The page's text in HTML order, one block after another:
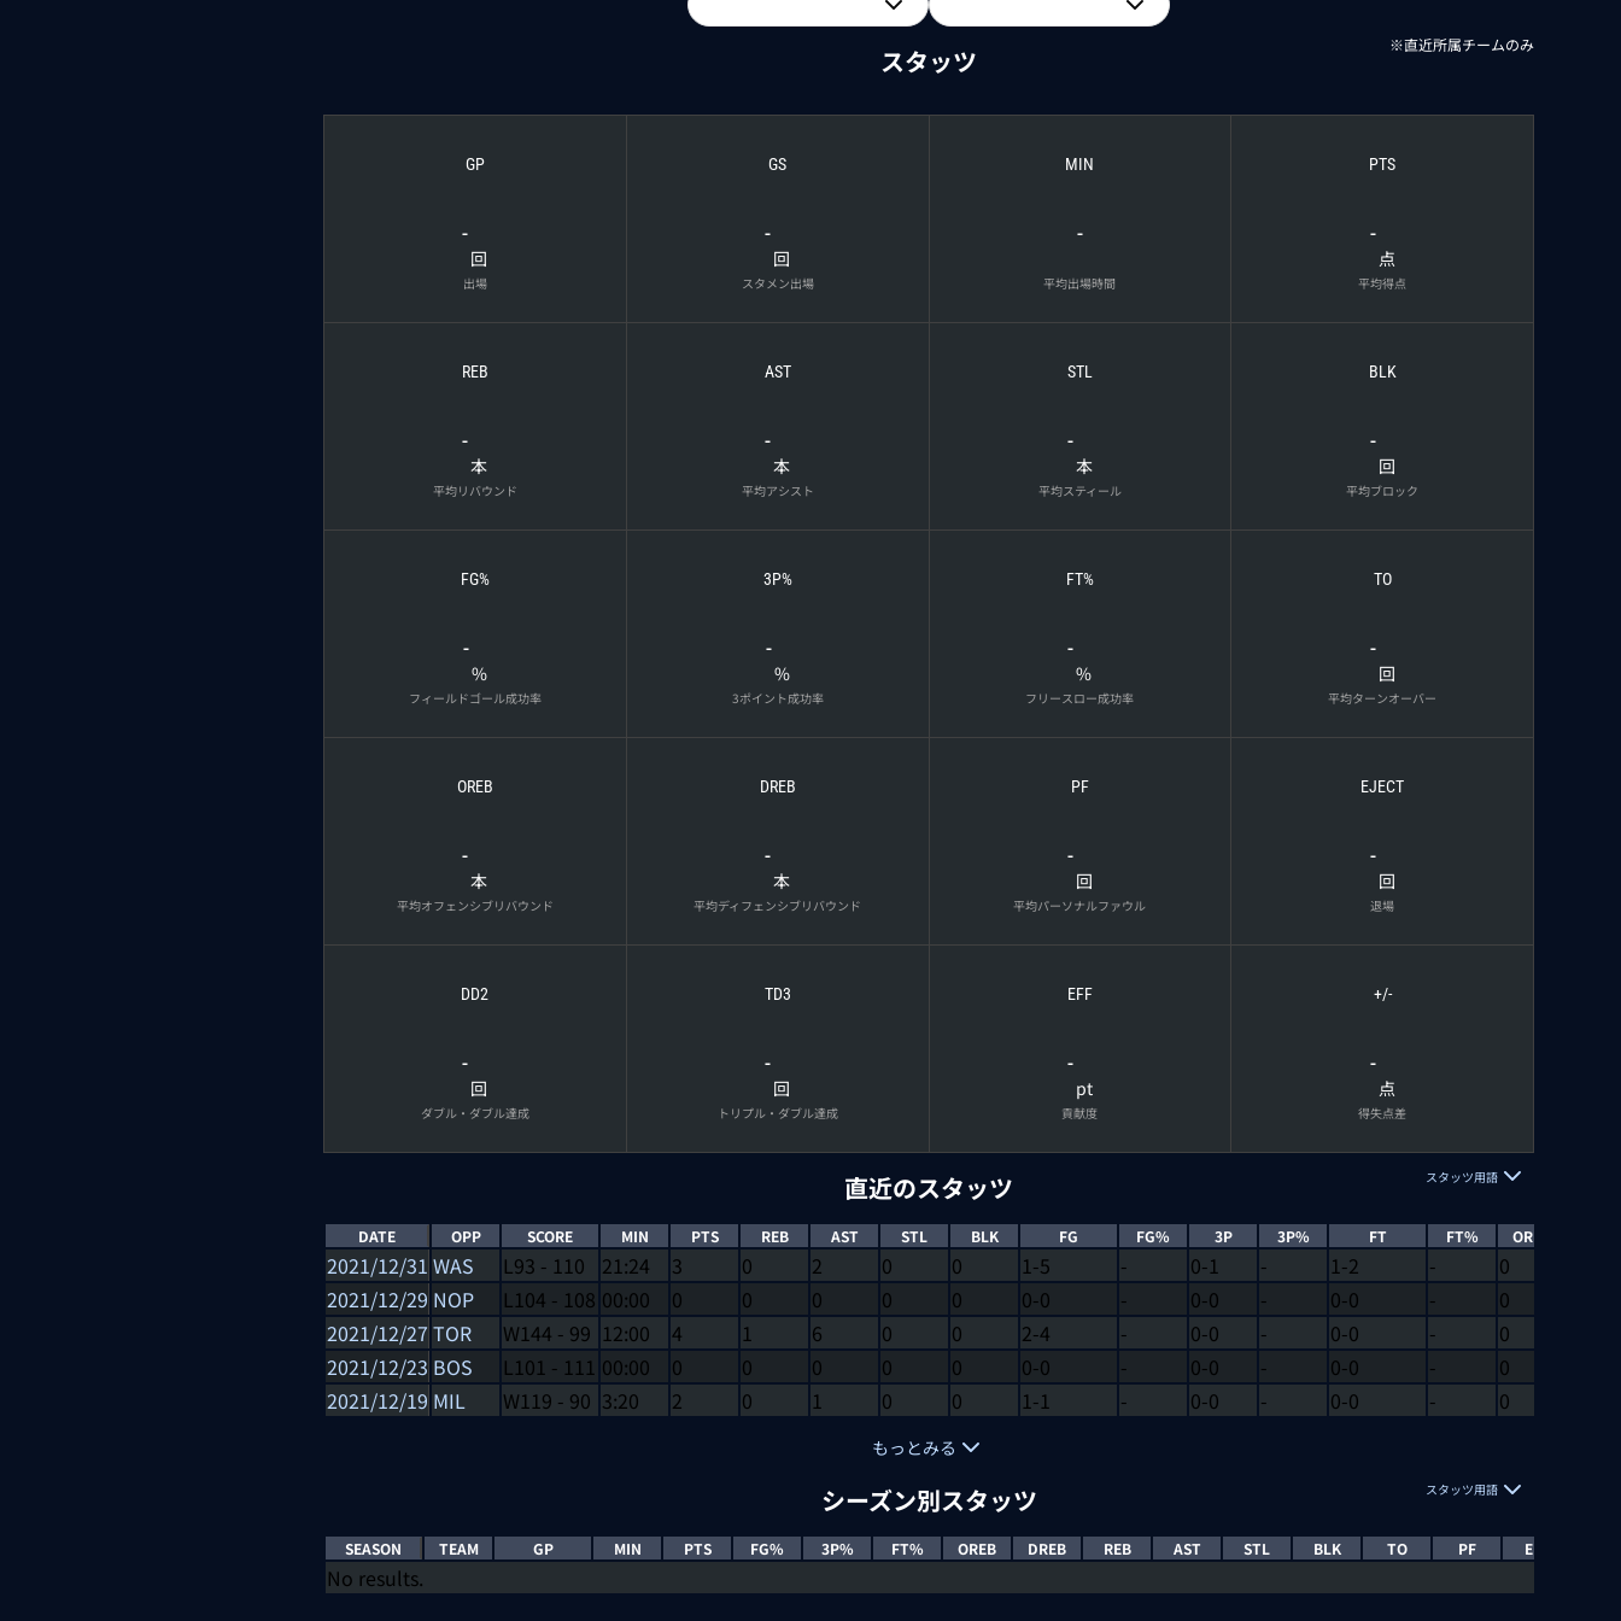
スタッツ ※直近所属チームのみ
GP
-
回
出場
GS
-
回
スタメン出場
MIN
-
平均出場時間
PTS
-
点
平均得点
REB
-
本
平均リバウンド
AST
-
本
平均アシスト
STL
-
本
平均スティール
BLK
-
回
平均ブロック
FG%
-
%
フィールドゴール成功率
3P%
-
%
3ポイント成功率
FT%
-
%
フリースロー成功率
TO
-
回
平均ターンオーバー
OREB
-
本
平均オフェンシブリバウンド
DREB
-
本
平均ディフェンシブリバウンド
PF
-
回
平均パーソナルファウル
EJECT
-
回
退場
DD2
-
回
ダブル・ダブル達成
TD3
-
回
トリプル・ダブル達成
EFF
-
pt
貢献度
+/-
-
点
得失点差
直近のスタッツ スタッツ用語
DATE OPP SCORE MIN PTS REB AST STL BLK FG FG% 3P 3P% FT FT% OREB
2021/12/31 WAS L 93 - 110 21:24 3 0 2 0 0 1-5 - 0-1 - 1-2 - 0
2021/12/29 NOP L 104 - 108 00:00 0 0 0 0 0 0-0 - 0-0 - 0-0 - 0
2021/12/27 TOR W144 - 99 12:00 4 1 6 0 0 2-4 - 0-0 - 0-0 - 0
2021/12/23 BOS L 101 - 111 00:00 0 0 0 0 0 0-0 - 0-0 - 0-0 - 0
2021/12/19 MIL W119 - 90 3:20 2 0 1 0 0 1-1 - 0-0 - 0-0 - 0
もっとみる
シーズン別スタッツ スタッツ用語
SEASON TEAM GP MIN PTS FG% 3P% FT% OREB DREB REB AST STL BLK TO PF EFF
No results.